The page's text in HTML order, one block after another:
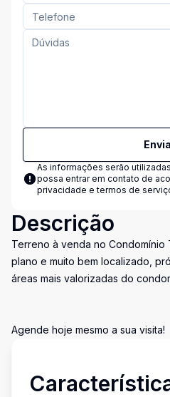
As informações serão
possa entrar em contato de
privacidade e termos de
Descrição
Terreno à venda no Condomínio
plano e muito bem localizado,
áreas mais valorizadas do
Agende hoje mesmo a sua visita!